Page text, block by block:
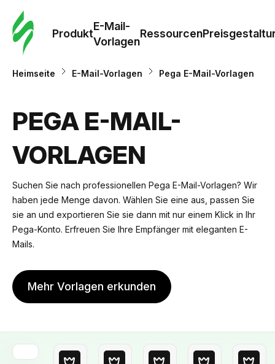
Produkt
E-Mail-
Vorlagen
Ressourcen
Heimseite E-Mail-Vorlagen Pega E-Mail-Vorlagen
PEGA E-MAIL-
VORLAGEN
Suchen Sie nach professionellen Pega E-Mail-Vorlagen? Wir
haben jede Menge davon. Wählen Sie eine aus, passen Sie
sie an und exportieren Sie sie dann mit nur einem Klick in Ihr
Pega-Konto. Erfreuen Sie Ihre Empfänger mit eleganten E-
Mails.
Mehr Vorlagen erkunden